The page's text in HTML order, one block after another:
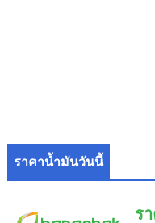
ราคาน้ำมันวันนี้